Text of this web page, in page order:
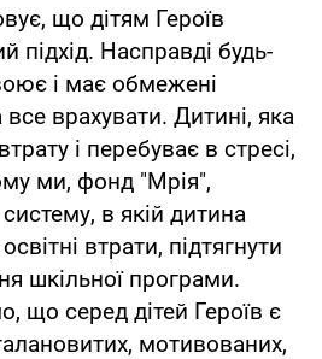
що дітям Героїв
підхід. Насправді будь-
і має обмежені
врахувати. Дитині, яка
і перебуває в стресі,
ми, фонд "Мрія",
в якій дитина
втрати, підтягнути
шкільної програми.
що серед дітей Героїв є
мотивованих,